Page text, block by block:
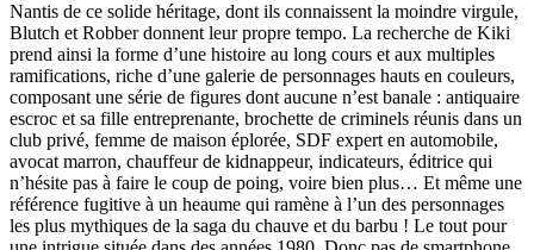
Nantis de ce solide héritage, dont ils connaissent la moindre virgule,
Blutch et Robber donnent leur propre tempo. La recherche de Kiki
prend ainsi la forme d’une histoire au long cours et aux multiples
ramifications, riche d’une galerie de personnages hauts en couleurs,
composant une série de figures dont aucune n’est banale : antiquaire
escroc et sa fille entreprenante, brochette de criminels réunis dans un
club privé, femme de maison éplorée, SDF expert en automobile,
avocat marron, chauffeur de kidnappeur, indicateurs, éditrice qui
n’hésite pas à faire le coup de poing, voire bien plus… Et même une
référence fugitive à un heaume qui ramène à l’un des personnages
les plus mythiques de la saga du chauve et du barbu ! Le tout pour